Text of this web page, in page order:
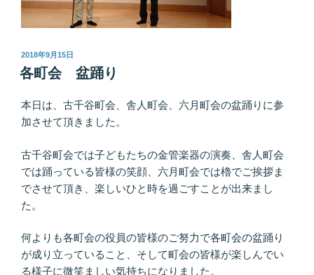
投
稿
日:
2018年9月15日
各町会 盆踊り
本日は、古千谷町会、舎人町会、六月町会の盆踊りに参
加させて頂きました。
古千谷町会では子どもたちの金管楽器の演奏、舎人町会
では踊っている皆様の笑顔、六月町会では櫓でご挨拶ま
でさせて頂き、楽しいひと時を過ごすことが出来まし
た。
何よりも各町会の役員の皆様のご努力で各町会の盆踊り
が成り立っていること、そして町会の皆様が楽しんでい
る様子に微笑ましい気持ちになりました。